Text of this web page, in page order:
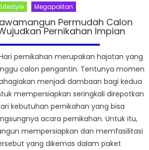
Lifestyle Megapolitan
Permudah Calon
Pernikahan Impian
Hari pernikahan merupakan hajatan yang
calon pengantin. Tentunya momen
menjadi dambaan bagi kedua
mempersiapkan seringkali direpotkan
kebutuhan pernikahan yang bisa
acara pernikahan. Untuk itu,
mempersiapkan dan memfasilitasi
yang dikemas dalam paket